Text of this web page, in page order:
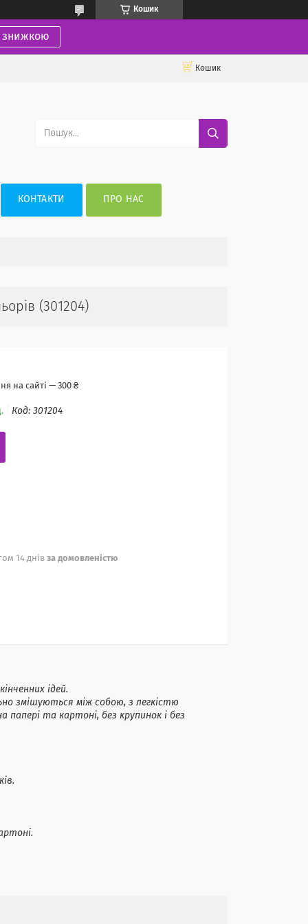
Кошик
знижкою
Кошик
КОНТАКТИ ПРО НАС
(301204)
на сайті — 300 ₴
Код: 301204
14 днів за домовленістю
ідей.
змішуються між собою, з легкістю
та картоні, без крупинок і без